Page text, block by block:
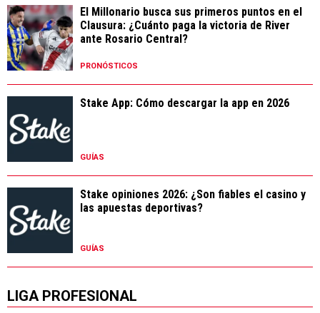
El Millonario busca sus primeros puntos en el
Clausura: ¿Cuánto paga la victoria de River
ante Rosario Central?
PRONÓSTICOS
Stake App: Cómo descargar la app en 2026
GUÍAS
Stake opiniones 2026: ¿Son fiables el casino y
las apuestas deportivas?
GUÍAS
LIGA PROFESIONAL